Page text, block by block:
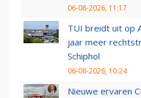
06-08-2026, 11:17
TUI breidt uit op
jaar meer
Schiphol
06-08-2026, 10:24
Nieuwe ervaren